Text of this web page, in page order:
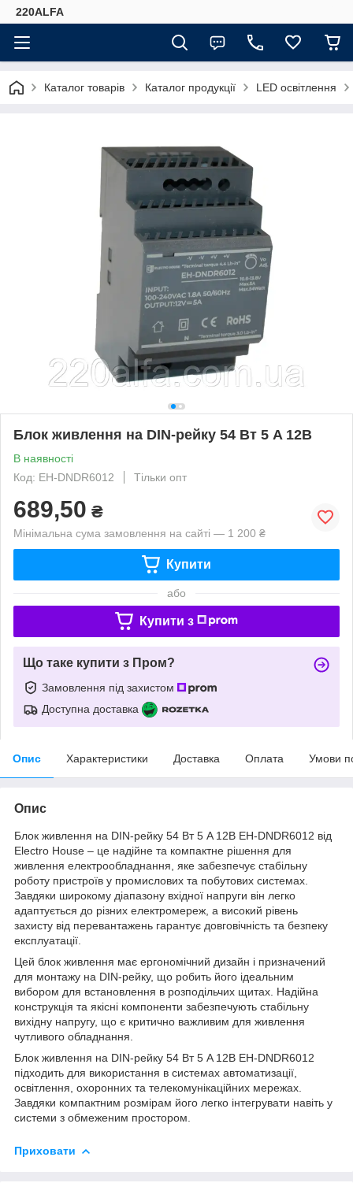
220ALFA
Каталог товарів Каталог продукції LED освітлення
Блок живлення на DIN-рейку 54 Вт 5 A 12В
В наявності
Код: EH-DNDR6012
Тільки опт
689,50 ₴
Мінімальна сума замовлення на сайті — 1 200 ₴
Купити
або
Купити з
Що таке купити з Пром?
Замовлення під захистом
Доступна доставка
Опис Характеристики Доставка Оплата Умови
Опис
Блок живлення на DIN-рейку 54 Вт 5 A 12В EH-DNDR6012 від
Electro House – це надійне та компактне рішення для
живлення електрообладнання, яке забезпечує стабільну
роботу пристроїв у промислових та побутових системах.
Завдяки широкому діапазону вхідної напруги він легко
адаптується до різних електромереж, а високий рівень
захисту від перевантажень гарантує довговічність та безпеку
експлуатації.
Цей блок живлення має ергономічний дизайн і призначений
для монтажу на DIN-рейку, що робить його ідеальним
вибором для встановлення в розподільчих щитах. Надійна
конструкція та якісні компоненти забезпечують стабільну
вихідну напругу, що є критично важливим для живлення
чутливого обладнання.
Блок живлення на DIN-рейку 54 Вт 5 A 12В EH-DNDR6012
підходить для використання в системах автоматизації,
освітлення, охоронних та телекомунікаційних мережах.
Завдяки компактним розмірам його легко інтегрувати навіть у
системи з обмеженим простором.
Приховати